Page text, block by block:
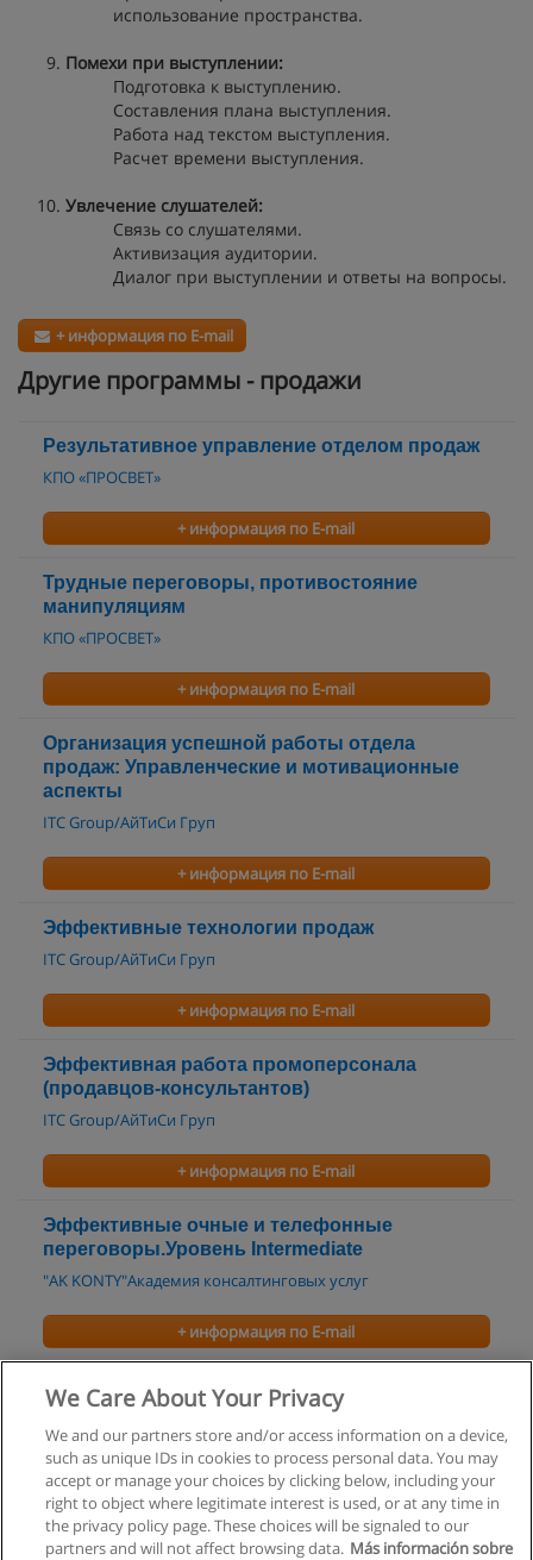
использование пространства.
Помехи при выступлении:
Подготовка к выступлению.
Составления плана выступления.
Работа над текстом выступления.
Расчет времени выступления.
Увлечение слушателей:
Связь со слушателями.
Активизация аудитории.
Диалог при выступлении и ответы на вопросы.
+ информация по E-mail
Другие программы - продажи
Результативное управление отделом продаж
КПО «ПРОСВЕТ»
+ информация по E-mail
Трудные переговоры, противостояние
манипуляциям
КПО «ПРОСВЕТ»
+ информация по E-mail
Организация успешной работы отдела
продаж: Управленческие и мотивационные
аспекты
ITC Group/АйТиСи Груп
+ информация по E-mail
Эффективные технологии продаж
ITC Group/АйТиСи Груп
+ информация по E-mail
Эффективная работа промоперсонала
(продавцов-консультантов)
ITC Group/АйТиСи Груп
+ информация по E-mail
Эффективные очные и телефонные
переговоры.Уровень Intermediate
"AK KONTY"Академия консалтинговых услуг
+ информация по E-mail
Телефонные продажи
"AK KONTY"Академия консалтинговых услуг
+ информация по E-mail
We Care About Your Privacy
We and our partners store and/or access information on a device,
such as unique IDs in cookies to process personal data. You may
accept or manage your choices by clicking below, including your
right to object where legitimate interest is used, or at any time in
the privacy policy page. These choices will be signaled to our
partners and will not affect browsing data. Más información sobre